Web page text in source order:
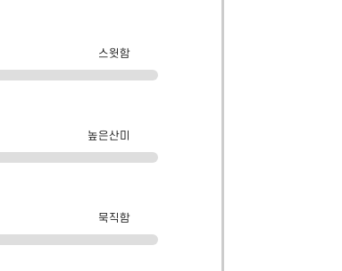
스윗함
높은산미
묵직함